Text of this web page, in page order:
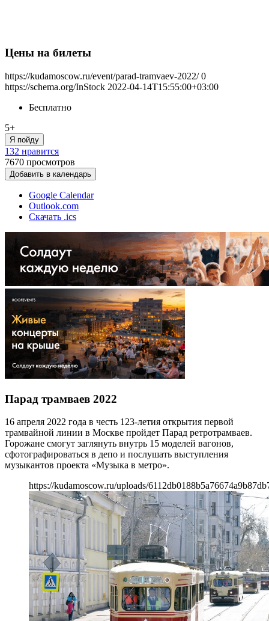
Цены на билеты
https://kudamoscow.ru/event/parad-tramvaev-2022/ 0
https://schema.org/InStock 2022-04-14T15:55:00+03:00
Бесплатно
5+
Я пойду
132 нравится
7670 просмотров
Добавить в календарь
Google Calendar
Outlook.com
Скачать .ics
Парад трамваев 2022
16 апреля 2022 года в честь 123-летия открытия первой
трамвайной линии в Москве пройдет Парад ретротрамваев.
Горожане смогут заглянуть внутрь 15 моделей вагонов,
сфотографироваться в депо и послушать выступления
музыкантов проекта «Музыка в метро».
https://kudamoscow.ru/uploads/